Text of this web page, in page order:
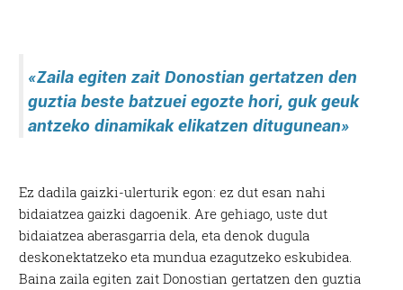
«Zaila egiten zait Donostian gertatzen den
guztia beste batzuei egozte hori, guk geuk
antzeko dinamikak elikatzen ditugunean»
Ez dadila gaizki-ulerturik egon: ez dut esan nahi
bidaiatzea gaizki dagoenik. Are gehiago, uste dut
bidaiatzea aberasgarria dela, eta denok dugula
deskonektatzeko eta mundua ezagutzeko eskubidea.
Baina zaila egiten zait Donostian gertatzen den guztia